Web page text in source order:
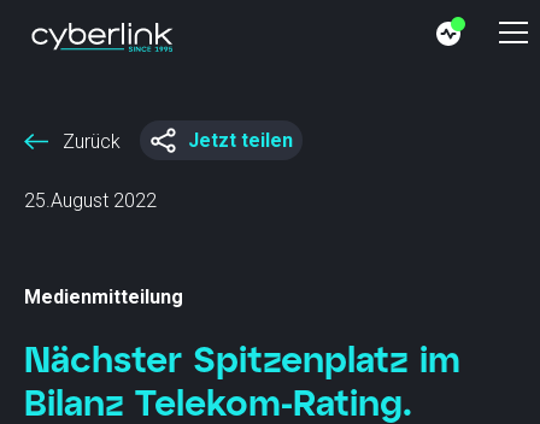
Zurück Jetzt teilen
25.August 2022
Medienmitteilung
Nächster Spitzenplatz im
Bilanz Telekom-Rating.